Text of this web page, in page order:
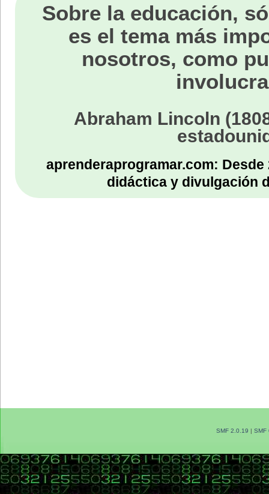
Sobre la educación,
es el tema más
nosotros, como
Abraham Lincoln
aprenderaprogramar.com:
didáctica y divulgación
SMF 2.0.19 | SMF